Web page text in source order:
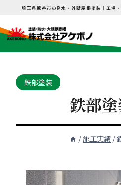
を
埼玉県熊谷市の防水・外壁屋根塗装｜工場
鉄部塗装
鉄部
/施工実績/